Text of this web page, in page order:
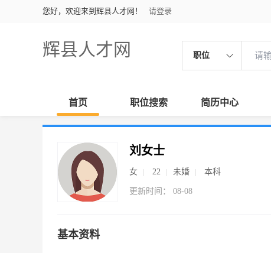
您好，欢迎来到辉县人才网！ 请登录
辉县人才网 职位
首页 职位搜索 简历中心
刘女士
女 22 未婚 本科
更新时间： 08-08
基本资料